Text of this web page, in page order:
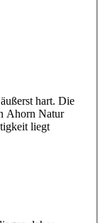
hart. Die
Ahorn Natur
liegt